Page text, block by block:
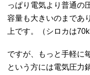
っぱり電気より普通の
容量も大きいのまであ
上です。（シロカは
ですが、もっと手軽に
という方には電気圧力